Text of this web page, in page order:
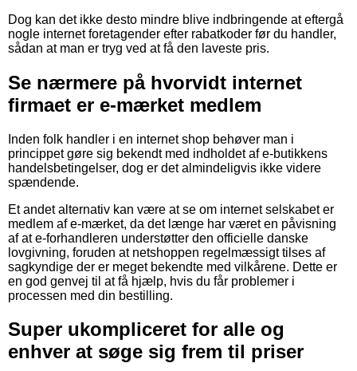
Dog kan det ikke desto mindre blive indbringende at eftergå
nogle internet foretagender efter rabatkoder før du handler,
sådan at man er tryg ved at få den laveste pris.
Se nærmere på hvorvidt internet
firmaet er e-mærket medlem
Inden folk handler i en internet shop behøver man i
princippet gøre sig bekendt med indholdet af e-butikkens
handelsbetingelser, dog er det almindeligvis ikke videre
spændende.
Et andet alternativ kan være at se om internet selskabet er
medlem af e-mærket, da det længe har været en påvisning
af at e-forhandleren understøtter den officielle danske
lovgivning, foruden at netshoppen regelmæssigt tilses af
sagkyndige der er meget bekendte med vilkårene. Dette er
en god genvej til at få hjælp, hvis du får problemer i
processen med din bestilling.
Super ukompliceret for alle og
enhver at søge sig frem til priser